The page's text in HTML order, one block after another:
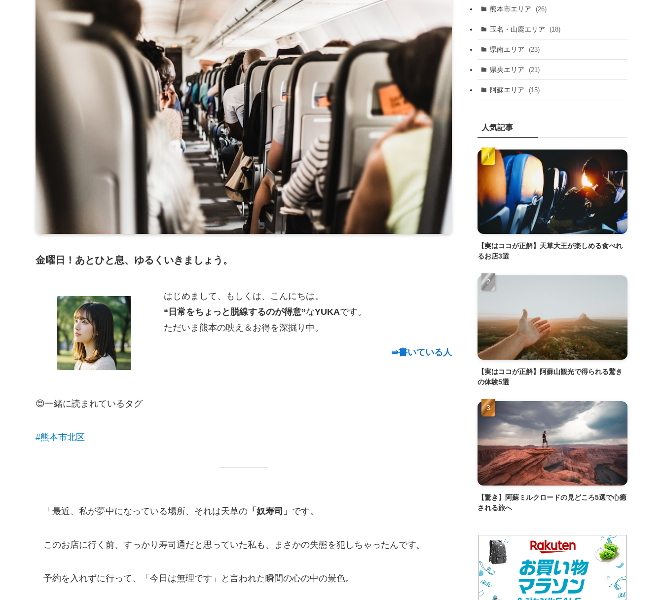
金曜日！あとひと息、ゆるくいきましょう。
はじめまして、もしくは、こんにちは。
“日常をちょっと脱線するのが得意”なYUKAです。
ただいま熊本の映え＆お得を深掘り中。
⇛書いている人
😍一緒に読まれているタグ
#熊本市北区
「最近、私が夢中になっている場所、それは天草の 「奴寿司」 です。
このお店に行く前、すっかり寿司通だと思っていた私も、まさかの失態を犯しちゃったんです。
予約を入れずに行って、「今日は無理です」と言われた瞬間の心の中の景色。
熊本市エリア (26)
玉名・山鹿エリア (18)
県南エリア (23)
県央エリア (21)
阿蘇エリア (15)
人気記事
【実はココが正解】天草大王が楽しめる食べれ
るお店3選
【実はココが正解】阿蘇山観光で得られる驚き
の体験5選
【驚き】阿蘇ミルクロードの見どころ5選で心癒
される旅へ